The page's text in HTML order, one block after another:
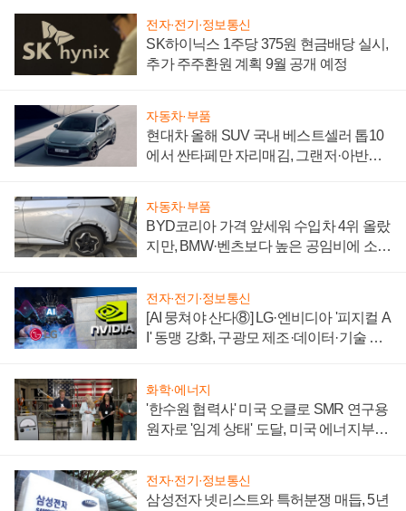
전자·전기·정보통신
SK하이닉스 1주당 375원 현금배당 실시,
추가 주주환원 계획 9월 공개 예정
자동차·부품
현대차 올해 SUV 국내 베스트셀러 톱10
에서 싼타페만 자리매김, 그랜저·아반떼
자동차·부품
BYD코리아 가격 앞세워 수입차 4위 올랐
지만, BMW·벤츠보다 높은 공임비에 소비
전자·전기·정보통신
[AI 뭉쳐야 산다⑧] LG·엔비디아 '피지컬 A
I' 동맹 강화, 구광모 제조·데이터·기술 결
화학·에너지
'한수원 협력사' 미국 오클로 SMR 연구용
원자로 '임계 상태' 도달, 미국 에너지부
전자·전기·정보통신
삼성전자 넷리스트와 특허분쟁 매듭, 5년